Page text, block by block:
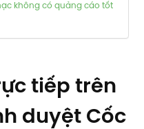
không có quảng cáo tốt
tiếp trên
duyệt Cốc